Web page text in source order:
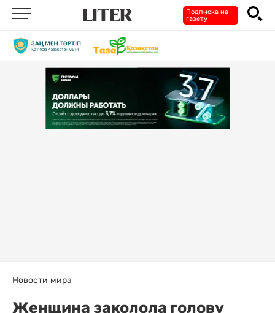
Подписка на
газету
Новости мира
Женщина заколола голову